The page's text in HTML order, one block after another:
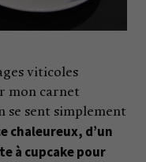
viticoles
mon carnet
se sent simplement
chaleureux, d’un
à cupcake pour